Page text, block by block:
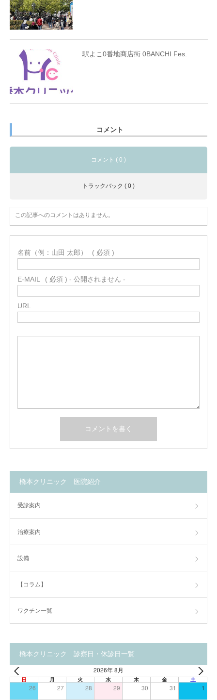
駅よこ0番地商店街 0BANCHI Fes.
コメント
コメント ( 0 )
トラックバック ( 0 )
この記事へのコメントはありません。
名前（例：山田 太郎） ( 必須 )
E-MAIL ( 必須 ) - 公開されません -
URL
橋本クリニック 医院紹介
受診案内
治療案内
設備
【コラム】
ワクチン一覧
橋本クリニック 診察日・休診日一覧
2026年 8月
日 月 火 水 木 金 土
26 27 28 29 30 31 1